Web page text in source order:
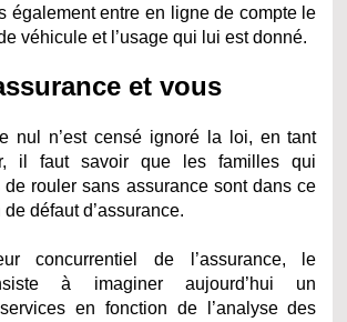
également entre en ligne de compte le
véhicule et l’usage qui lui est donné.
et vous
nul n’est censé ignoré la loi, en tant
il faut savoir que les familles qui
de rouler sans assurance sont dans ce
défaut d’assurance.
concurrentiel de l’assurance, le
à imaginer aujourd’hui un
en fonction de l’analyse des